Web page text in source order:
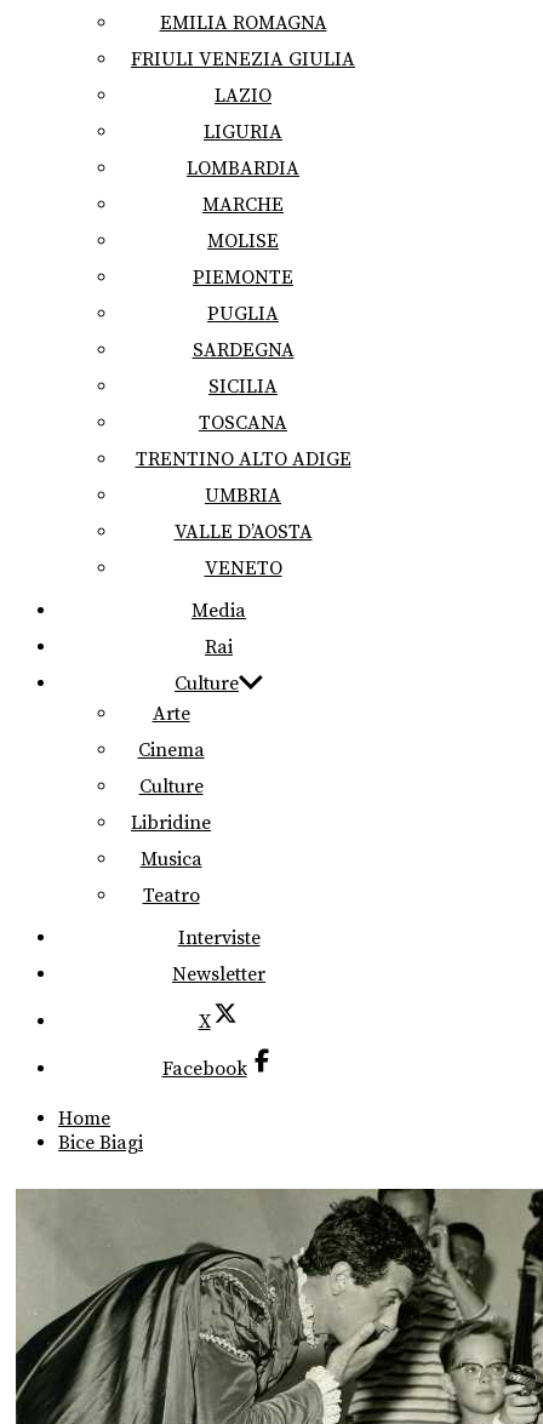
EMILIA ROMAGNA
FRIULI VENEZIA GIULIA
LAZIO
LIGURIA
LOMBARDIA
MARCHE
MOLISE
PIEMONTE
PUGLIA
SARDEGNA
SICILIA
TOSCANA
TRENTINO ALTO ADIGE
UMBRIA
VALLE D’AOSTA
VENETO
Media
Rai
Culture
Arte
Cinema
Culture
Libridine
Musica
Teatro
Interviste
Newsletter
X
Facebook
Home
Bice Biagi